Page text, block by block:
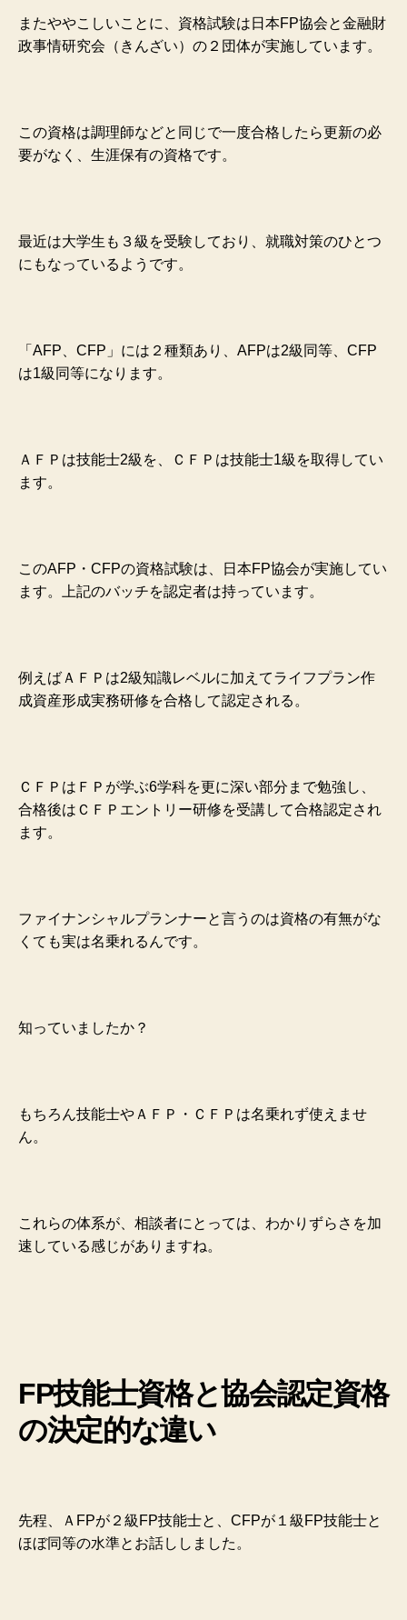
またややこしいことに、資格試験は日本FP協会と金融財
政事情研究会（きんざい）の２団体が実施しています。
この資格は調理師などと同じで一度合格したら更新の必
要がなく、生涯保有の資格です。
最近は大学生も３級を受験しており、就職対策のひとつ
にもなっているようです。
「AFP、CFP」には２種類あり、AFPは2級同等、CFP
は1級同等になります。
ＡＦＰは技能士2級を、ＣＦＰは技能士1級を取得してい
ます。
このAFP・CFPの資格試験は、日本FP協会が実施してい
ます。上記のバッチを認定者は持っています。
例えばＡＦＰは2級知識レベルに加えてライフプラン作
成資産形成実務研修を合格して認定される。
ＣＦＰはＦＰが学ぶ6学科を更に深い部分まで勉強し、
合格後はＣＦＰエントリー研修を受講して合格認定され
ます。
ファイナンシャルプランナーと言うのは資格の有無がな
くても実は名乗れるんです。
知っていましたか？
もちろん技能士やＡＦＰ・ＣＦＰは名乗れず使えませ
ん。
これらの体系が、相談者にとっては、わかりずらさを加
速している感じがありますね。
FP技能士資格と協会認定資格
の決定的な違い
先程、ＡFPが２級FP技能士と、CFPが１級FP技能士と
ほぼ同等の水準とお話ししました。